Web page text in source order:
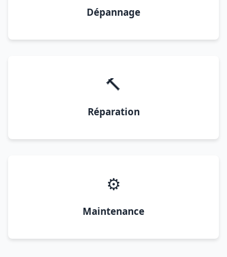
Dépannage
🔨
Réparation
⚙️
Maintenance